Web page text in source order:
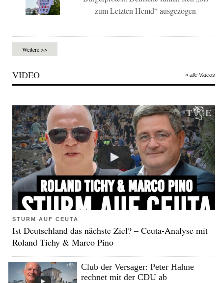
zum Letzten Hemd“ ausgezogen
Weitere >>
VIDEO » alle Videos
STURM AUF CEUTA
Ist Deutschland das nächste Ziel? – Ceuta-Analyse mit
Roland Tichy & Marco Pino
Club der Versager: Peter Hahne
rechnet mit der CDU ab